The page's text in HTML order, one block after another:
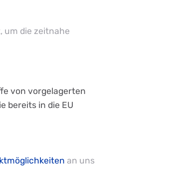
um die zeitnahe
von vorgelagerten
bereits in die EU
an uns